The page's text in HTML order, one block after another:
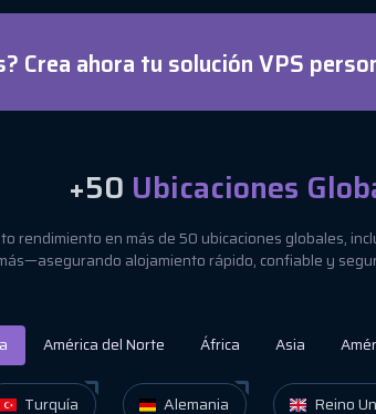
Crea ahora tu solución VPS
+50 Ubicaciones
rendimiento en más de 50 ubicaciones globales,
alojamiento rápido, confiable y
América del Norte África Asia
Turquía Alemania Reino